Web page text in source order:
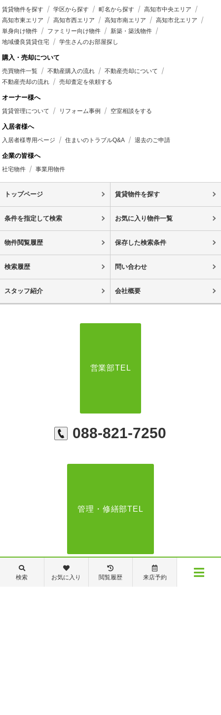
賃貸物件を探す 学区から探す 町名から探す
高知市中央エリア
高知市東エリア
高知市西エリア 高知市南エリア
高知市北エリア
単身向け物件
ファミリー向け物件
新築・築浅物件
地域優良賃貸住宅
学生さんのお部屋探し
購入・売却について
売買物件一覧 不動産購入の流れ
不動産売却について
不動産売却の流れ
売却査定を依頼する
オーナー様へ
賃貸管理について リフォーム事例 空室相談をする
入居者様へ
入居者様専用ページ 住まいのトラブルQ&A 退去のご申請
企業の皆様へ
社宅物件 事業用物件
トップページ 賃貸物件を探す
条件を指定して検索 お気に入り物件一覧
物件閲覧履歴 保存した検索条件
検索履歴 問い合わせ
スタッフ紹介 会社概要
営業部TEL
088-821-7250
管理・修繕部TEL
088-821-7272
検索 お気に入り 閲覧履歴 来店予約